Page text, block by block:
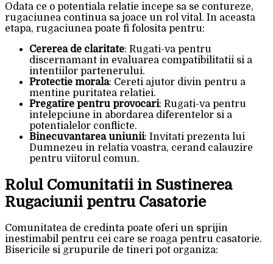
Odata ce o potentiala relatie incepe sa se contureze,
rugaciunea continua sa joace un rol vital. In aceasta
etapa, rugaciunea poate fi folosita pentru:
Cererea de claritate: Rugati-va pentru
discernamant in evaluarea compatibilitatii si a
intentiilor partenerului.
Protectie morala: Cereti ajutor divin pentru a
mentine puritatea relatiei.
Pregatire pentru provocari: Rugati-va pentru
intelepciune in abordarea diferentelor si a
potentialelor conflicte.
Binecuvantarea uniunii: Invitati prezenta lui
Dumnezeu in relatia voastra, cerand calauzire
pentru viitorul comun.
Rolul Comunitatii in Sustinerea
Rugaciunii pentru Casatorie
Comunitatea de credinta poate oferi un sprijin
inestimabil pentru cei care se roaga pentru casatorie.
Bisericile si grupurile de tineri pot organiza: